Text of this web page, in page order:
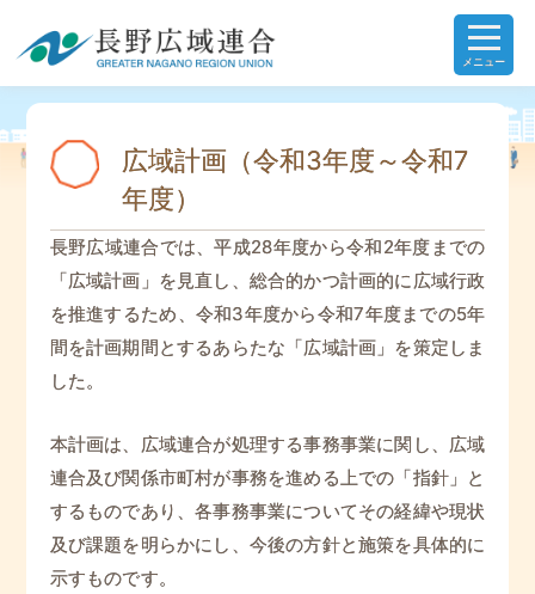
メニュー
広域計画（令和3年度～令和7
年度）
長野広域連合では、平成28年度から令和2年度までの
「広域計画」を見直し、総合的かつ計画的に広域行政
を推進するため、令和3年度から令和7年度までの5年
間を計画期間とするあらたな「広域計画」を策定しま
した。
本計画は、広域連合が処理する事務事業に関し、広域
連合及び関係市町村が事務を進める上での「指針」と
するものであり、各事務事業についてその経緯や現状
及び課題を明らかにし、今後の方針と施策を具体的に
示すものです。